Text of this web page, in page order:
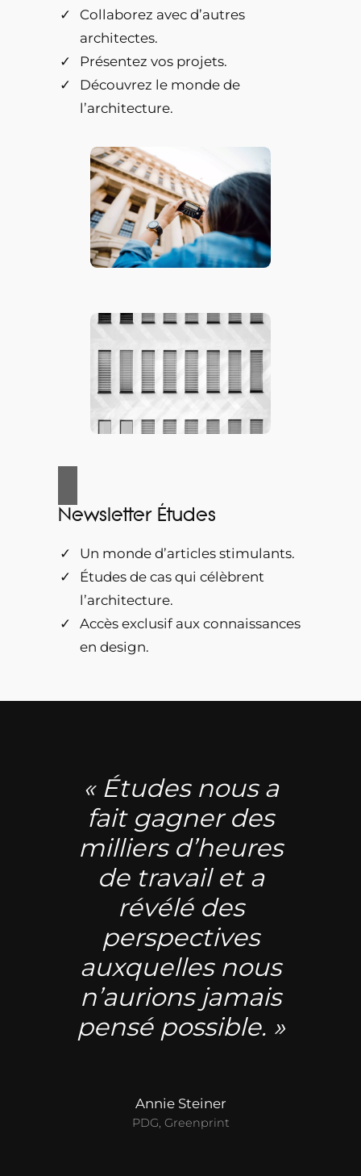
Collaborez avec d’autres
architectes.
Présentez vos projets.
Découvrez le monde de
l’architecture.
Newsletter Études
Un monde d’articles stimulants.
Études de cas qui célèbrent
l’architecture.
Accès exclusif aux connaissances
en design.
« Études nous a
fait gagner des
milliers d’heures
de travail et a
révélé des
perspectives
auxquelles nous
n’aurions jamais
pensé possible. »
Annie Steiner
PDG, Greenprint